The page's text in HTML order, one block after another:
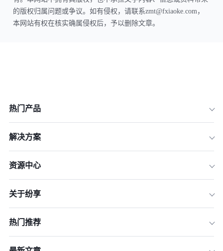
的版权归属问题或争议。如有侵权，请联系zmt@fxiaoke.com，
本网站有权在核实确属侵权后，予以删除文章。
热门产品
解决方案
资源中心
关于纷享
热门推荐